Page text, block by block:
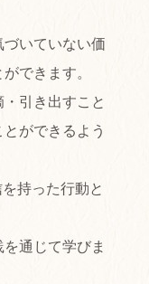
いていない価
できます。
引き出すこと
ができるよう
持った行動と
通じて学びま